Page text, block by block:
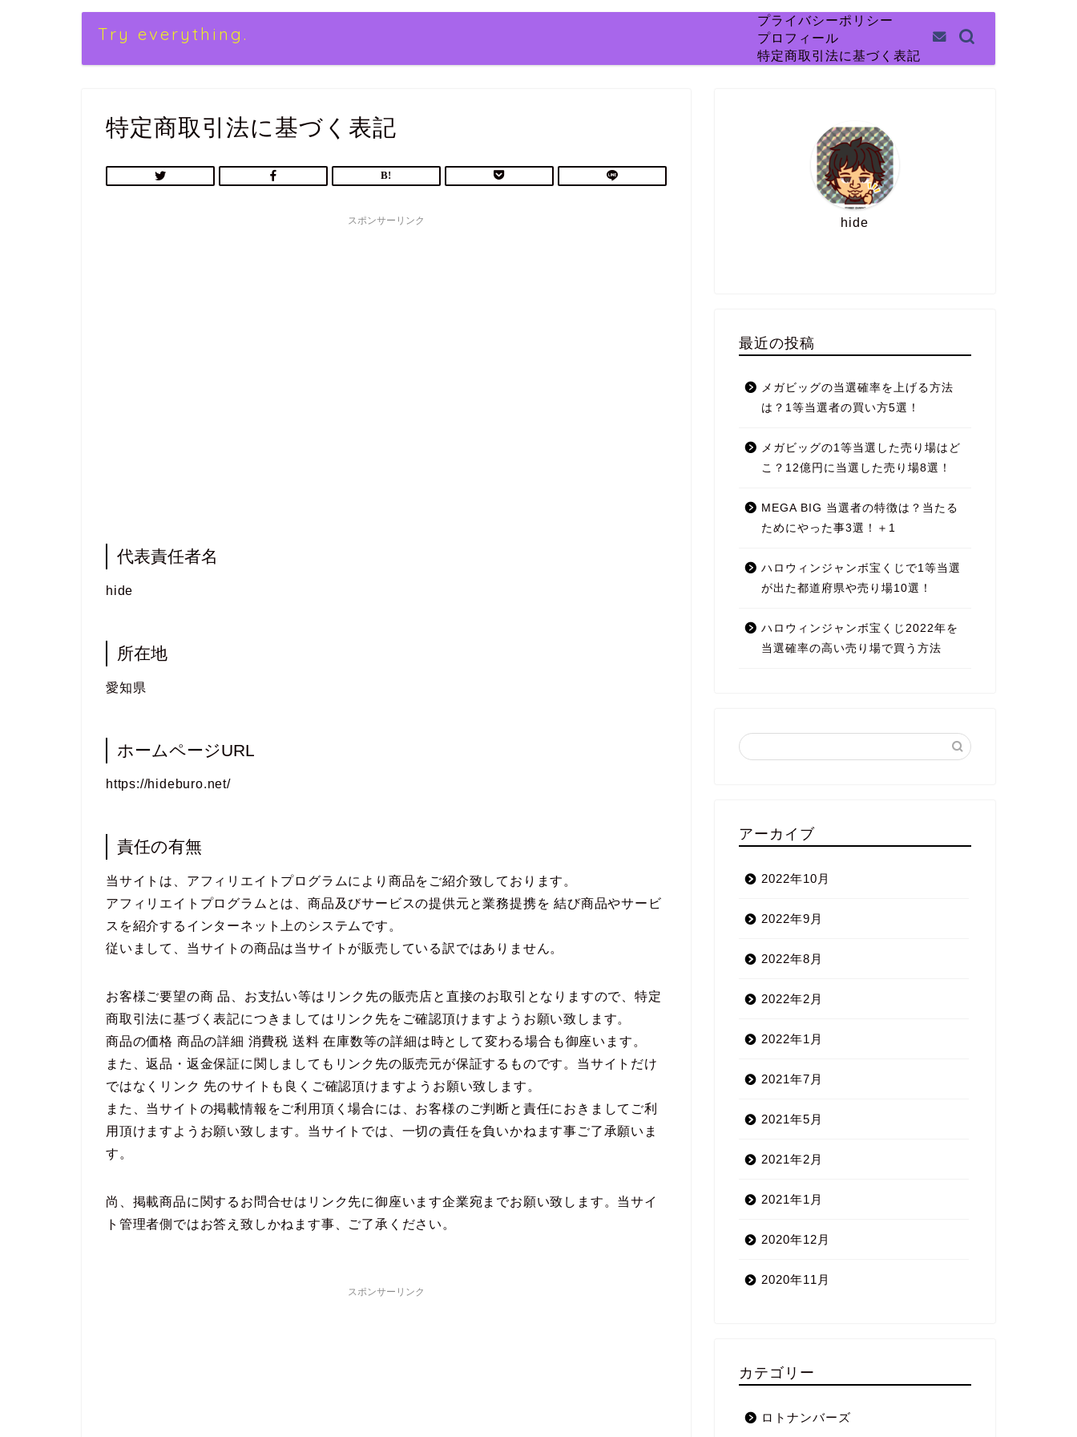
Try everything.
プライバシーポリシー
プロフィール
特定商取引法に基づく表記
特定商取引法に基づく表記
スポンサーリンク
代表責任者名
hide
所在地
愛知県
ホームページURL
https://hideburo.net/
責任の有無
当サイトは、アフィリエイトプログラムにより商品をご紹介致しております。
アフィリエイトプログラムとは、商品及びサービスの提供元と業務提携を 結び商品やサービ
スを紹介するインターネット上のシステムです。
従いまして、当サイトの商品は当サイトが販売している訳ではありません。
お客様ご要望の商 品、お支払い等はリンク先の販売店と直接のお取引となりますので、特定
商取引法に基づく表記につきましてはリンク先をご確認頂けますようお願い致します。
商品の価格 商品の詳細 消費税 送料 在庫数等の詳細は時として変わる場合も御座います。
また、返品・返金保証に関しましてもリンク先の販売元が保証するものです。当サイトだけ
ではなくリンク 先のサイトも良くご確認頂けますようお願い致します。
また、当サイトの掲載情報をご利用頂く場合には、お客様のご判断と責任におきましてご利
用頂けますようお願い致します。当サイトでは、一切の責任を負いかねます事ご了承願いま
す。
尚、掲載商品に関するお問合せはリンク先に御座います企業宛までお願い致します。当サイ
ト管理者側ではお答え致しかねます事、ご了承ください。
スポンサーリンク
hide
最近の投稿
メガビッグの当選確率を上げる方法
は？1等当選者の買い方5選！
メガビッグの1等当選した売り場はど
こ？12億円に当選した売り場8選！
MEGA BIG 当選者の特徴は？当たる
ためにやった事3選！＋1
ハロウィンジャンボ宝くじで1等当選
が出た都道府県や売り場10選！
ハロウィンジャンボ宝くじ2022年を
当選確率の高い売り場で買う方法
アーカイブ
2022年10月
2022年9月
2022年8月
2022年2月
2022年1月
2021年7月
2021年5月
2021年2月
2021年1月
2020年12月
2020年11月
カテゴリー
ロトナンバーズ